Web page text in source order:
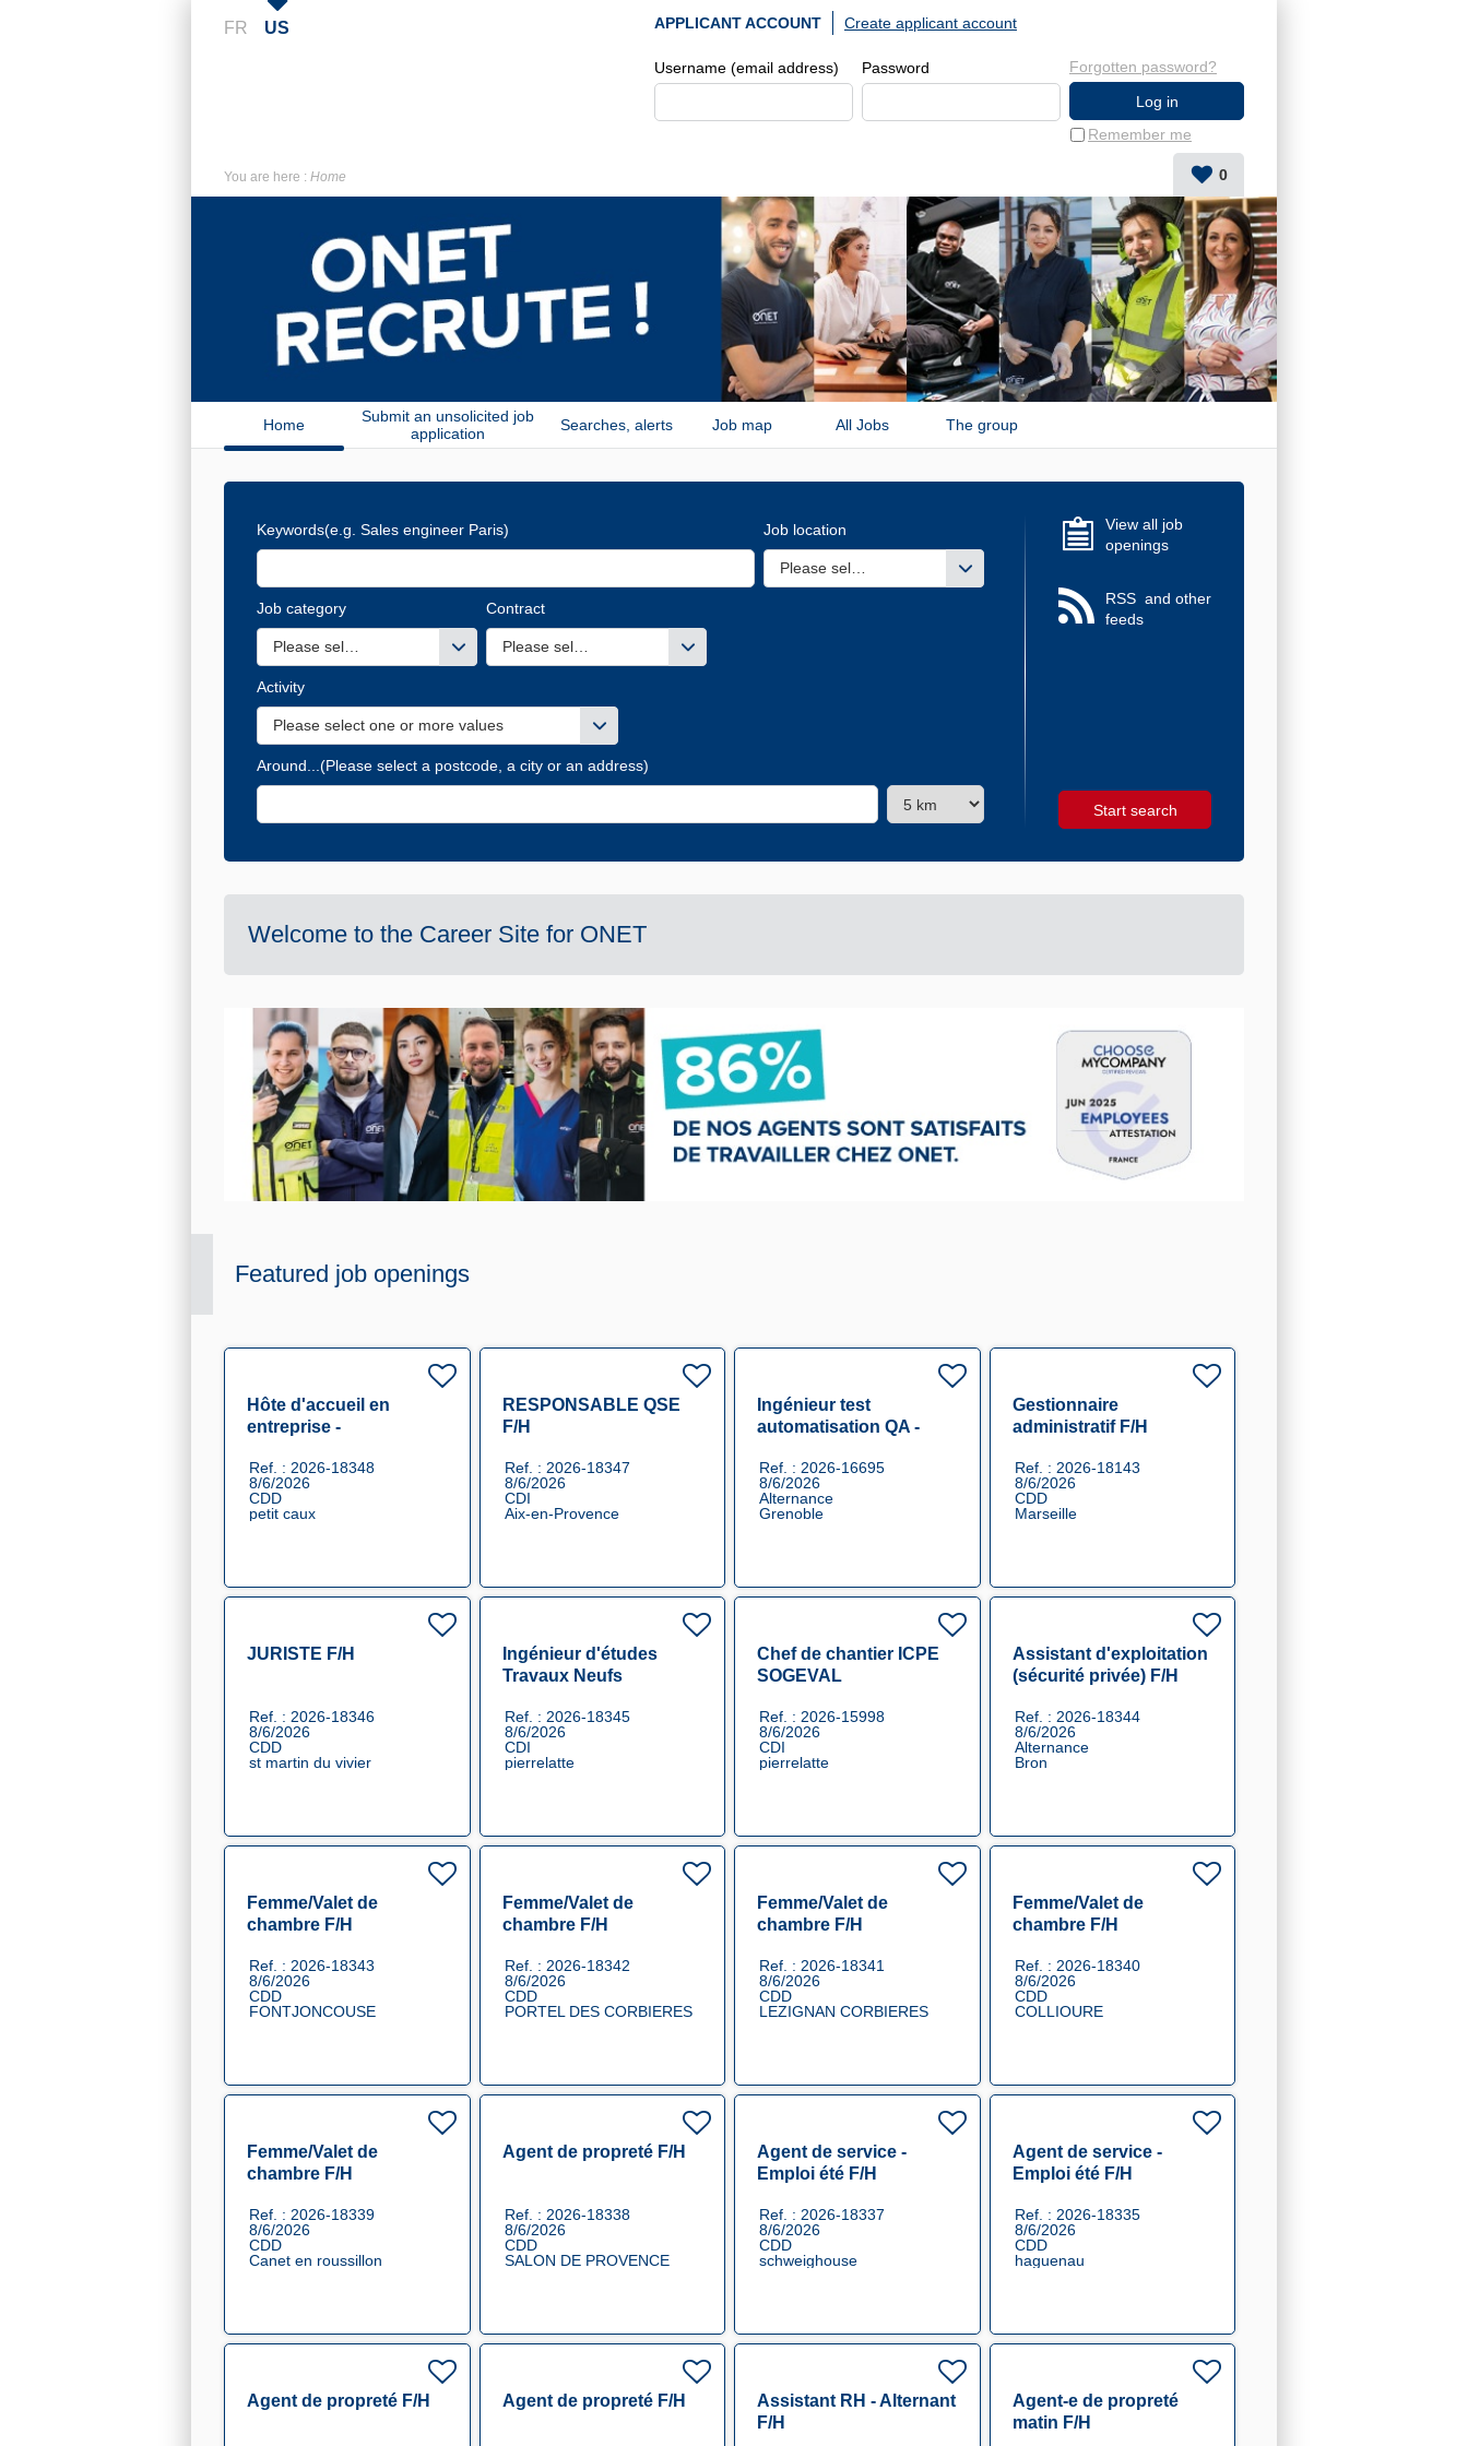
FR US APPLICANT ACCOUNT
Username (email address) Password
Remember me
Forgotten password?
Create applicant account
You are here : Home 0
Home
Submit an unsolicited job
application
Searches, alerts Job map All Jobs The group
Keywords(e.g. Sales engineer Paris) Job location
Please select one or more values
Job category
Please select one or more values
Contract
Please select one or more values
Activity
Please select one or more values
Around...(Please select a postcode, a city or an address)
View all job
openings
RSS and other
feeds
Welcome to the Career Site for ONET
Featured job openings
Hôte d'accueil en
entreprise -
Ref. : 2026-18348
8/6/2026
CDD
petit caux
RESPONSABLE QSE
F/H
Ref. : 2026-18347
8/6/2026
CDI
Aix-en-Provence
Ingénieur test
automatisation QA -
Ref. : 2026-16695
8/6/2026
Alternance
Grenoble
Gestionnaire
administratif F/H
Ref. : 2026-18143
8/6/2026
CDD
Marseille
JURISTE F/H
Ref. : 2026-18346
8/6/2026
CDD
st martin du vivier
Ingénieur d'études
Travaux Neufs
Ref. : 2026-18345
8/6/2026
CDI
pierrelatte
Chef de chantier ICPE
SOGEVAL
Ref. : 2026-15998
8/6/2026
CDI
pierrelatte
Assistant d'exploitation
(sécurité privée) F/H
Ref. : 2026-18344
8/6/2026
Alternance
Bron
Femme/Valet de
chambre F/H
Ref. : 2026-18343
8/6/2026
CDD
FONTJONCOUSE
Femme/Valet de
chambre F/H
Ref. : 2026-18342
8/6/2026
CDD
PORTEL DES CORBIERES
Femme/Valet de
chambre F/H
Ref. : 2026-18341
8/6/2026
CDD
LEZIGNAN CORBIERES
Femme/Valet de
chambre F/H
Ref. : 2026-18340
8/6/2026
CDD
COLLIOURE
Femme/Valet de
chambre F/H
Ref. : 2026-18339
8/6/2026
CDD
Canet en roussillon
Agent de propreté F/H
Ref. : 2026-18338
8/6/2026
CDD
SALON DE PROVENCE
Agent de service -
Emploi été F/H
Ref. : 2026-18337
8/6/2026
CDD
schweighouse
Agent de service -
Emploi été F/H
Ref. : 2026-18335
8/6/2026
CDD
haguenau
Agent de propreté F/H Agent de propreté F/H
Assistant RH - Alternant
F/H
Agent-e de propreté
matin F/H